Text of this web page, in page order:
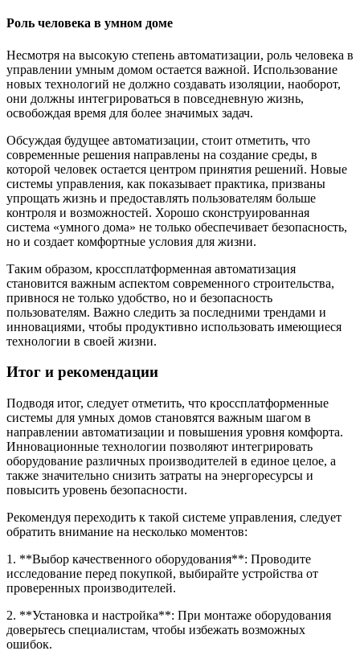
Роль человека в умном доме
Несмотря на высокую степень автоматизации, роль человека в
управлении умным домом остается важной. Использование
новых технологий не должно создавать изоляции, наоборот,
они должны интегрироваться в повседневную жизнь,
освобождая время для более значимых задач.
Обсуждая будущее автоматизации, стоит отметить, что
современные решения направлены на создание среды, в
которой человек остается центром принятия решений. Новые
системы управления, как показывает практика, призваны
упрощать жизнь и предоставлять пользователям больше
контроля и возможностей. Хорошо сконструированная
система «умного дома» не только обеспечивает безопасность,
но и создает комфортные условия для жизни.
Таким образом, кроссплатформенная автоматизация
становится важным аспектом современного строительства,
привнося не только удобство, но и безопасность
пользователям. Важно следить за последними трендами и
инновациями, чтобы продуктивно использовать имеющиеся
технологии в своей жизни.
Итог и рекомендации
Подводя итог, следует отметить, что кроссплатформенные
системы для умных домов становятся важным шагом в
направлении автоматизации и повышения уровня комфорта.
Инновационные технологии позволяют интегрировать
оборудование различных производителей в единое целое, а
также значительно снизить затраты на энергоресурсы и
повысить уровень безопасности.
Рекомендуя переходить к такой системе управления, следует
обратить внимание на несколько моментов:
1. **Выбор качественного оборудования**: Проводите
исследование перед покупкой, выбирайте устройства от
проверенных производителей.
2. **Установка и настройка**: При монтаже оборудования
доверьтесь специалистам, чтобы избежать возможных
ошибок.